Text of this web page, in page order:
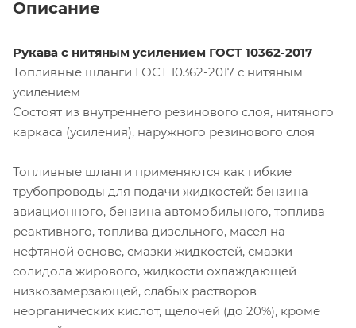
Описание
Рукава с нитяным усилением ГОСТ 10362-2017
Топливные шланги ГОСТ 10362-2017 с нитяным
усилением
Состоят из внутреннего резинового слоя, нитяного
каркаса (усиления), наружного резинового слоя
Топливные шланги применяются как гибкие
трубопроводы для подачи жидкостей: бензина
авиационного, бензина автомобильного, топлива
реактивного, топлива дизельного, масел на
нефтяной основе, смазки жидкостей, смазки
солидола жирового, жидкости охлаждающей
низкозамерзающей, слабых растворов
неорганических кислот, щелочей (до 20%), кроме